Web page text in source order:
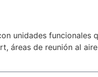
unidades funcionales
áreas de reunión al